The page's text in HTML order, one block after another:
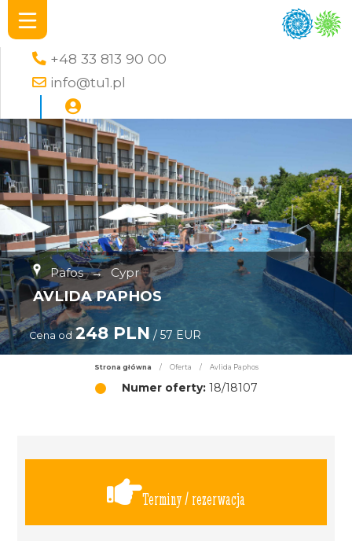
+48 33 813 90 00
info@tu1.pl
Pafos → Cypr
AVLIDA PAPHOS
Cena od 248 PLN / 57 EUR
Strona główna / Oferta / Avlida Paphos
Numer oferty:18/18107
Terminy / rezerwacja